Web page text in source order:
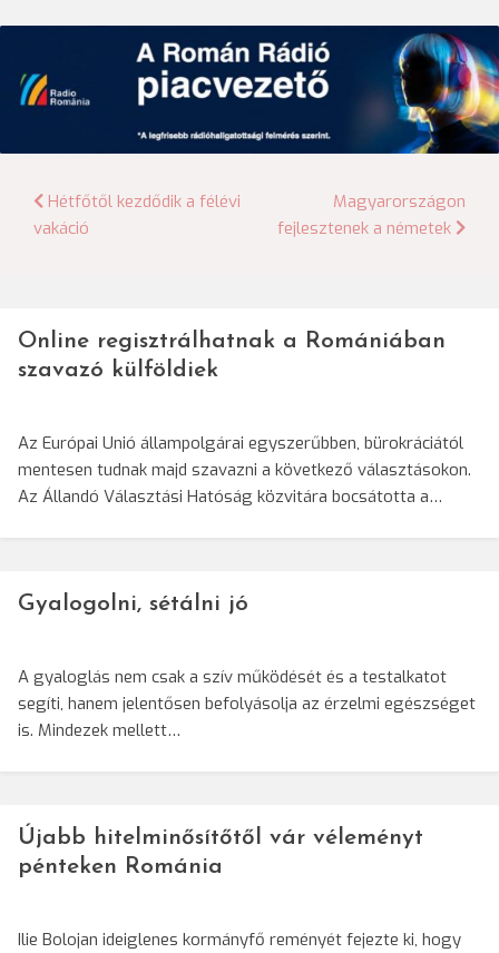
Bejegyzés
Hétfőtől kezdődik a félévi
vakáció
Magyarországon
fejlesztenek a németek
Online regisztrálhatnak a Romániában
szavazó külföldiek
Az Európai Unió állampolgárai egyszerűbben, bürokráciától
mentesen tudnak majd szavazni a következő választásokon.
Az Állandó Választási Hatóság közvitára bocsátotta a…
Gyalogolni, sétálni jó
A gyaloglás nem csak a szív működését és a testalkatot
segíti, hanem jelentősen befolyásolja az érzelmi egészséget
is. Mindezek mellett…
Újabb hitelminősítőtől vár véleményt
pénteken Románia
Ilie Bolojan ideiglenes kormányfő reményét fejezte ki, hogy